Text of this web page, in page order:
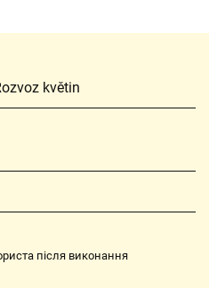
květin
після виконання